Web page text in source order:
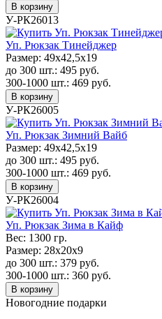
В корзину
У-РК26013
Уп. Рюкзак Тинейджер
Размер: 49х42,5х19
до 300 шт.: 495 руб.
300-1000 шт.: 469 руб.
В корзину
У-РК26005
Уп. Рюкзак Зимний Вайб
Размер: 49х42,5х19
до 300 шт.: 495 руб.
300-1000 шт.: 469 руб.
В корзину
У-РК26004
Уп. Рюкзак Зима в Кайф
Вес: 1300 гр.
Размер: 28х20x9
до 300 шт.: 379 руб.
300-1000 шт.: 360 руб.
В корзину
Новогодние подарки